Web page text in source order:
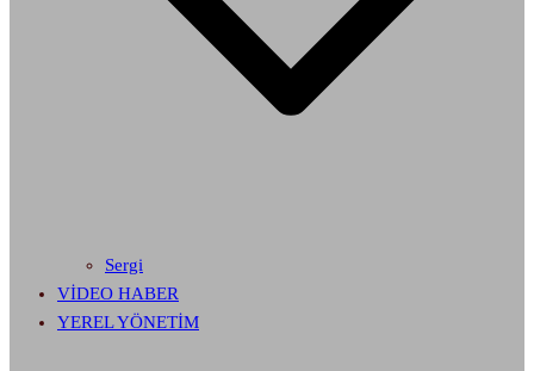
Sergi
VİDEO HABER
YEREL YÖNETİM